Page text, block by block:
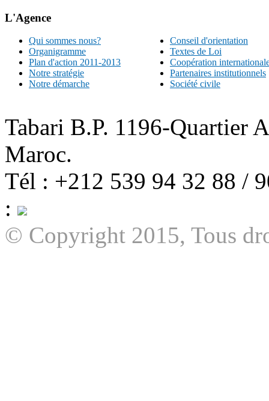
L'Agence
Qui sommes nous?
Organigramme
Plan d'action 2011-2013
Notre stratégie
Notre démarche
Conseil d'orientation
Textes de Loi
Coopération
Partenaires institutionnels
Société civile
Tabari B.P. 1196-Quartier
Maroc.
Tél : +212 539 94 32 88 /
:
© Copyright 2015, Tous